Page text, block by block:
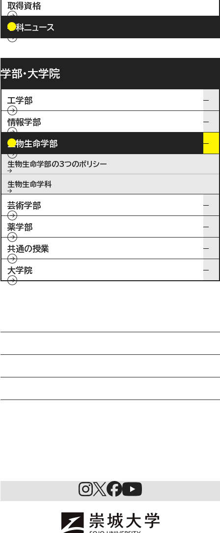
取得資格
学科ニュース
学部・大学院
工学部
情報学部
生物生命学部
生物生命学部の3つのポリシー
生物生命学科
芸術学部
薬学部
共通の授業
大学院